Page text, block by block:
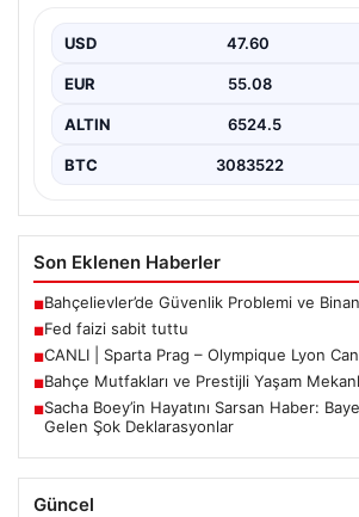
yaşamaktadır. Baştan başa özel
USD 47.60
EUR 55.08
ALTIN 6524.5
BTC 3083522
Son Eklenen Haberler
■Bahçelievler’de Güvenlik Problemi ve
■Fed faizi sabit tuttu
■CANLI | Sparta Prag – Olympique Lyon
■Bahçe Mutfakları ve Prestijli Yaşam
■Sacha Boey’in Hayatını Sarsan Haber:
Gelen Şok Deklarasyonlar
Güncel